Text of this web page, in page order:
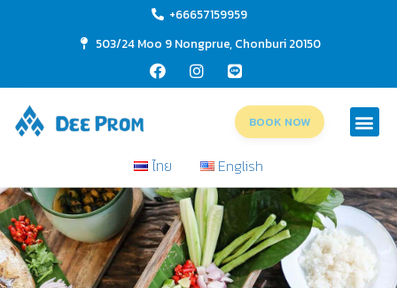
+66657159959
503/24 Moo 9 Nongprue, Chonburi 20150
BOOK NOW
ไทย English